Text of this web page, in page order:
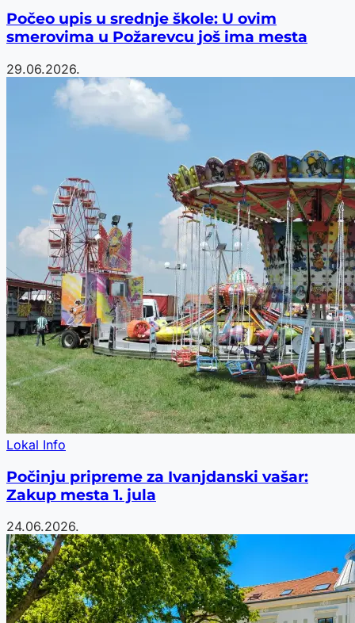
Počeo upis u srednje škole: U ovim
smerovima u Požarevcu još ima mesta
29.06.2026.
Lokal Info
Počinju pripreme za Ivanjdanski vašar:
Zakup mesta 1. jula
24.06.2026.